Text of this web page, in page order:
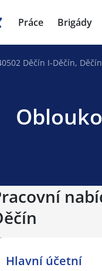
Práce Brigády
Děčín I-Děčín, Děčín
Hlavní účetní